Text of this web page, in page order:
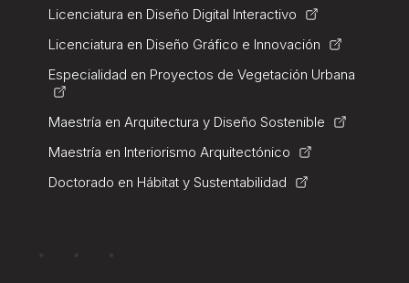
Licenciatura en Diseño Digital Interactivo
Licenciatura en Diseño Gráfico e Innovación
Especialidad en Proyectos de Vegetación Urbana
Maestría en Arquitectura y Diseño Sostenible
Maestría en Interiorismo Arquitectónico
Doctorado en Hábitat y Sustentabilidad